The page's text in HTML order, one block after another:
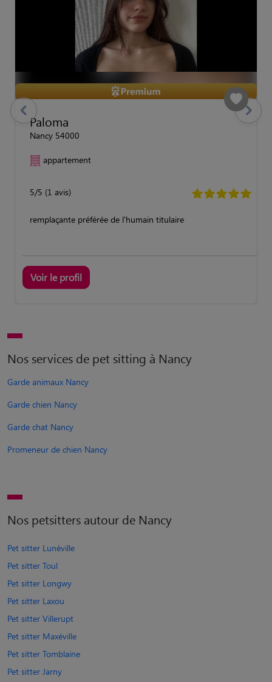
Paloma
Nancy 54000
appartement
5/5 (1 avis)
remplaçante préférée de l'humain titulaire
Voir le profil
previous Suivant
Nos services de pet sitting à Nancy
Garde animaux Nancy
Garde chien Nancy
Garde chat Nancy
Promeneur de chien Nancy
Nos petsitters autour de Nancy
Pet sitter Lunéville
Pet sitter Toul
Pet sitter Longwy
Pet sitter Laxou
Pet sitter Villerupt
Pet sitter Maxéville
Pet sitter Tomblaine
Pet sitter Jarny